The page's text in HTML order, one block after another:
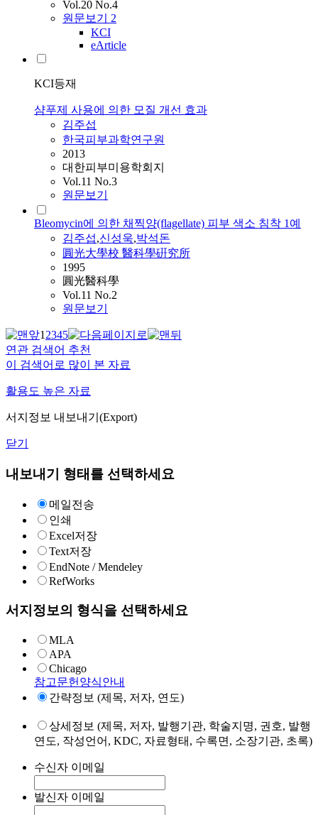
Vol.20 No.4
원문보기 2
KCI
eArticle
KCI등재
샴푸제 사용에 의한 모질 개선 효과
김주섭
한국피부과학연구원
2013
대한피부미용학회지
Vol.11 No.3
원문보기
Bleomycin에 의한 채찍양(flagellate) 피부 색소 침착 1예
김주섭,신성욱,박석돈
圓光大學校 醫科學硏究所
1995
圓光醫科學
Vol.11 No.2
원문보기
12345
연관 검색어 추천
이 검색어로 많이 본 자료
활용도 높은 자료
서지정보 내보내기(Export)
닫기
내보내기 형태를 선택하세요
메일전송
인쇄
Excel저장
Text저장
EndNote / Mendeley
RefWorks
서지정보의 형식을 선택하세요
MLA
APA
Chicago
참고문헌양식안내
간략정보 (제목, 저자, 연도)
상세정보 (제목, 저자, 발행기관, 학술지명, 권호, 발행
연도, 작성언어, KDC, 자료형태, 수록면, 소장기관, 초록)
수신자 이메일
발신자 이메일